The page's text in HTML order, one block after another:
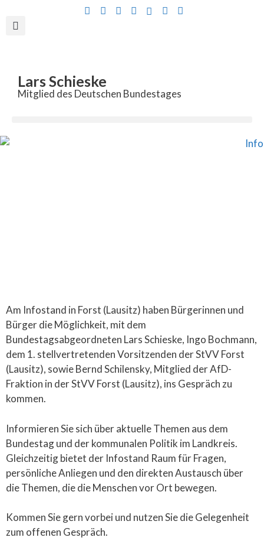
Lars Schieske
Mitglied des Deutschen Bundestages
Am Infostand in Forst (Lausitz) haben Bürgerinnen und
Bürger die Möglichkeit, mit dem
Bundestagsabgeordneten Lars Schieske, Ingo Bochmann,
dem 1. stellvertretenden Vorsitzenden der StVV Forst
(Lausitz), sowie Bernd Schilensky, Mitglied der AfD-
Fraktion in der StVV Forst (Lausitz), ins Gespräch zu
kommen.
Informieren Sie sich über aktuelle Themen aus dem
Bundestag und der kommunalen Politik im Landkreis.
Gleichzeitig bietet der Infostand Raum für Fragen,
persönliche Anliegen und den direkten Austausch über
die Themen, die die Menschen vor Ort bewegen.
Kommen Sie gern vorbei und nutzen Sie die Gelegenheit
zum offenen Gespräch.